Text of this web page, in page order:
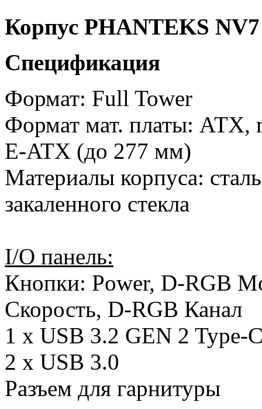
Корпус PHANTEKS NV7
Спецификация
Формат: Full Tower
Формат мат. платы: АТХ,
E-ATX (до 277 мм)
Материалы корпуса:
закаленного стекла
I/O панель:
Кнопки: Power, D-RGB
Скорость, D-RGB Канал
1 х USB 3.2 GEN 2 Type-
2 х USB 3.0
Разъем для гарнитуры